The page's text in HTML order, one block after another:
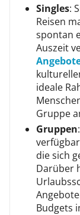
Singles:
Reisen
spontan
Auszeit
ideale
Gruppe
Gruppen
die sich
Darüber
Budgets